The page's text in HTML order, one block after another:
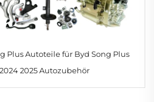
Plus Autoteile für Byd Song Plus
2025 Autozubehör